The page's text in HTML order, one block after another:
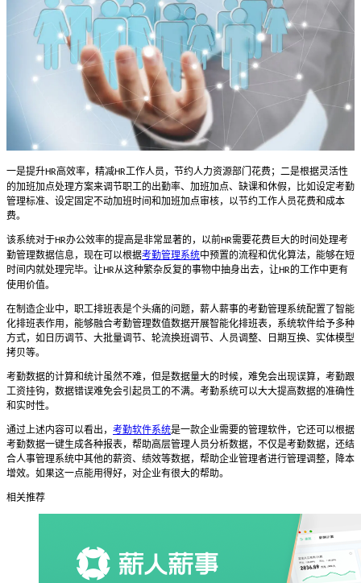
一是提升HR高效率，精减HR工作人员，节约人力资源部门花费；二是根据灵活性
的加班加点处理方案来调节职工的出勤率、加班加点、缺课和休假，比如设定考勤
管理标准、设定固定不动加班时间和加班加点审核，以节约工作人员花费和成本
费。
该系统对于HR办公效率的提高是非常显著的，以前HR需要花费巨大的时间处理考
勤管理数据信息，现在可以根据考勤管理系统中预置的流程和优化算法，能够在短
时间内就处理完毕。让 HR从这种繁杂反复的事物中抽身出去，让 HR的工作中更有
使用价值。
在制造企业中，职工排班表是个头痛的问题， 薪人薪事的考勤管理系统配置了智能
化排班表作用，能够融合考勤管理数值数据开展智能化排班表，系统软件给予多种
方式，如日历调节、大批量调节、轮流换班调节、人员调整、日期互换、实体模型
拷贝等。
考勤数据的计算和统计虽然不难， 但是数据量大的时候，难免会出现误算，考勤跟
工资挂钩，数据错误难免会引起员工的不满。考勤系统可以大大提高数据的准确性
和实时性。
通过上述内容可以看出， 考勤软件系统是一款企业需要的管理软件，它还可以根据
考勤数据一键生成各种报表，帮助高层管理人员分析数据，不仅是考勤数据，还结
合人事管理系统中其他的薪资、绩效等数据，帮助企业管理者进行管理调整，降本
增效。如果这一点能用得好，对企业有很大的帮助。
相关推荐